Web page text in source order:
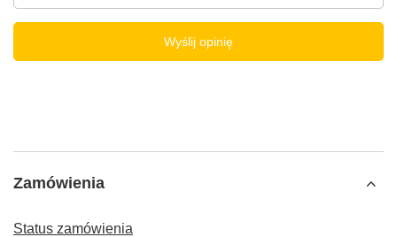
Wyślij opinię
Zamówienia
Status zamówienia